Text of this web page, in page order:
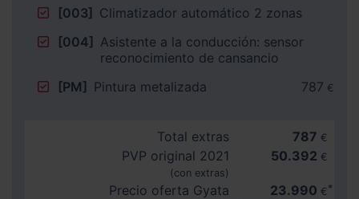
[003] Climatizador automático 2 zonas
[004] Asistente a la conducción: sensor
reconocimiento de cansancio
[PM] Pintura metalizada 787 €
Total extras 787 €
PVP original 2021
(con extras)
50.392 €
Precio oferta Gyata 23.990 €